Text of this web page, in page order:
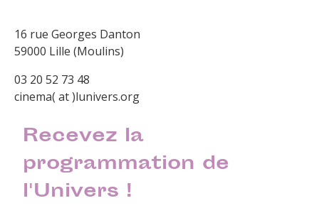
16 rue Georges Danton
59000 Lille (Moulins)
03 20 52 73 48
cinema( at )lunivers.org
Recevez la
programmation de
l'Univers !